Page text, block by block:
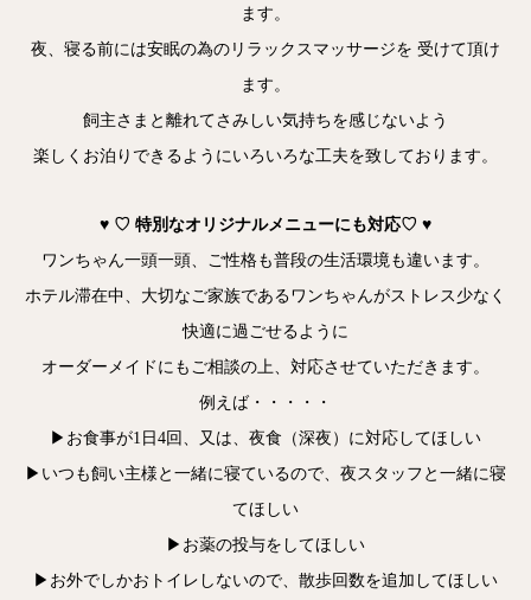
ます。
夜、寝る前には安眠の為のリラックスマッサージを 受けて頂け
ます。
飼主さまと離れてさみしい気持ちを感じないよう
楽しくお泊りできるようにいろいろな工夫を致しております。
♥ ♡ 特別なオリジナルメニューにも対応♡ ♥
ワンちゃん一頭一頭、ご性格も普段の生活環境も違います。
ホテル滞在中、大切なご家族であるワンちゃんがストレス少なく
快適に過ごせるように
オーダーメイドにもご相談の上、対応させていただきます。
例えば・・・・・
▶お食事が1日4回、又は、夜食（深夜）に対応してほしい
▶いつも飼い主様と一緒に寝ているので、夜スタッフと一緒に寝
てほしい
▶お薬の投与をしてほしい
▶お外でしかおトイレしないので、散歩回数を追加してほしい